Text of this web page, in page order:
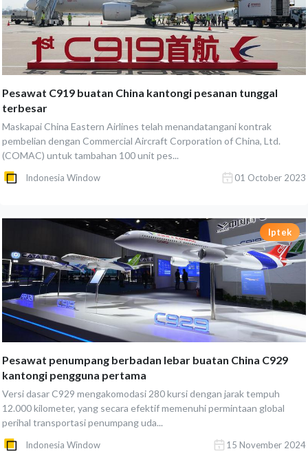
Pesawat C919 buatan China kantongi pesanan tunggal
terbesar
Maskapai China Eastern Airlines telah menandatangani kontrak
pembelian dengan Commercial Aircraft Corporation of China, Ltd.
(COMAC) untuk tambahan 100 unit pes...
Indonesia Window 01 October 2023
Iptek
Pesawat penumpang berbadan lebar buatan China C929
kantongi pengguna pertama
Versi dasar C929 mengakomodasi 280 kursi dengan jarak tempuh
12.000 kilometer, yang secara efektif memenuhi permintaan global
perihal transportasi penumpang uda...
Indonesia Window 15 November 2024